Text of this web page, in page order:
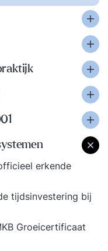
erkende
tijdsinvestering bij
Groeicertificaat